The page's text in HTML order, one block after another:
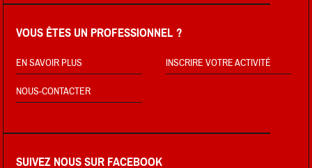
VOUS ÊTES UN PROFESSIONNEL ?
EN SAVOIR PLUS INSCRIRE VOTRE ACTIVITÉ
NOUS-CONTACTER
SUIVEZ NOUS SUR FACEBOOK